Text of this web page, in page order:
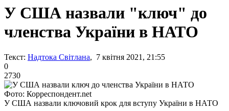
У США назвали "ключ" до
членства України в НАТО
Текст: Надтока Світлана, 7 квітня 2021, 21:55
0
2730
Фото: Корреспондент.net
У США назвали ключовий крок для вступу України в НАТО